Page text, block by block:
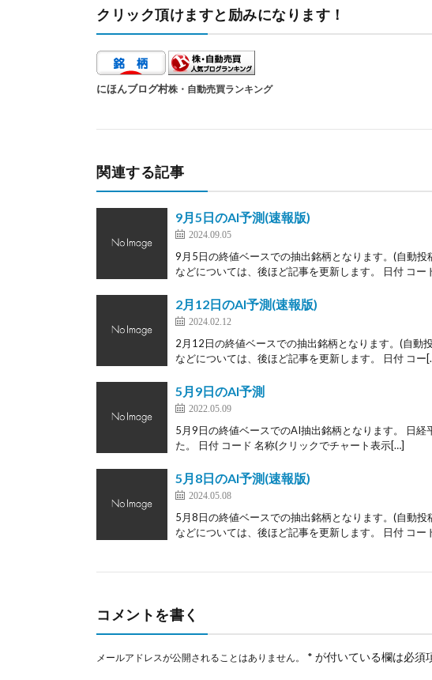
クリック頂けますと励みになります！
にほんブログ村株・自動売買ランキング
関連する記事
9月5日のAI予測(速報版)
2024.09.05
9月5日の終値ベースでの抽出銘柄となります。(自動
などについては、後ほど記事を更新します。 日付 コー
2月12日のAI予測(速報版)
2024.02.12
2月12日の終値ベースでの抽出銘柄となります。(自動
などについては、後ほど記事を更新します。 日付 コー
5月9日のAI予測
2022.05.09
5月9日の終値ベースでのAI抽出銘柄となります。 日
た。 日付 コード 名称(クリックでチャート表示[…]
5月8日のAI予測(速報版)
2024.05.08
5月8日の終値ベースでの抽出銘柄となります。(自動
などについては、後ほど記事を更新します。 日付 コー
コメントを書く
メールアドレスが公開されることはありません。 * が付いている欄は必須